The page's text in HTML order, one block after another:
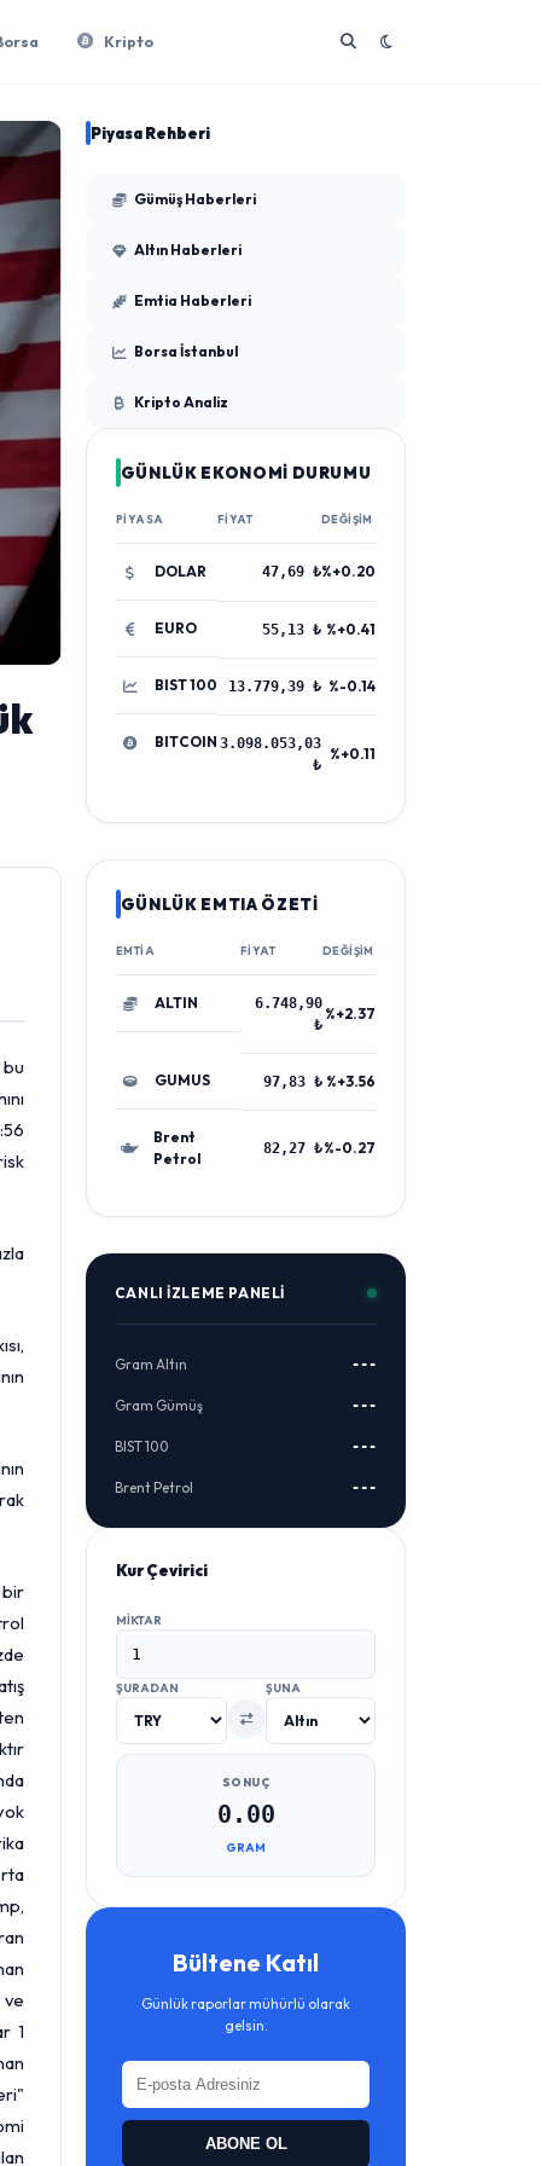
Kripto
bu
bir
ve
1
Piyasa Rehberi
Gümüş Haberleri
Altın Haberleri
Emtia Haberleri
Borsa İstanbul
Kripto Analiz
GÜNLÜK EKONOMİ DURUMU
PIYASA FIYAT DEĞIŞIM
DOLAR 47,69 ₺%+0.20
EURO 55,13 ₺ %+0.41
BIST 100 13.779,39 ₺ %-0.14
BITCOIN 3.098.053,03
₺
%+0.11
GÜNLÜK EMTIA ÖZETİ
EMTIA FIYAT DEĞIŞIM
ALTIN
6.748,90
₺
%+2.37
GUMUS 97,83 ₺ %+3.56
Brent
Petrol
82,27 ₺%-0.27
CANLI İZLEME PANELI
Gram Altın ---
Gram Gümüş ---
BIST 100 ---
Brent Petrol ---
Kur Çevirici
MIKTAR
ŞURADAN ŞUNA
SONUÇ
0.00
GRAM
Bültene Katıl
Günlük raporlar mühürlü olarak
gelsin.
ABONE OL